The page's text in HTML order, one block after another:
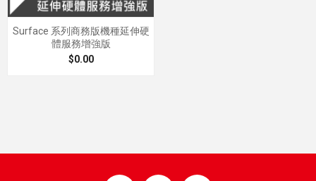
Surface 系列商務版機種延伸硬
體服務增強版
$0.00